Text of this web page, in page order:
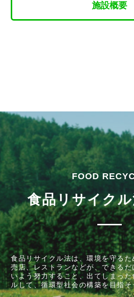
施設概要
FOOD
食品リサイク
食品リサイクル法は、環境を守る
売店、レストランなどが、できる
いよう努力すること、出てしまっ
ルして、循環型社会の構築を目指